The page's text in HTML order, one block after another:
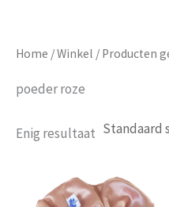
Home /Winkel / Producten
poeder roze
Enig resultaat